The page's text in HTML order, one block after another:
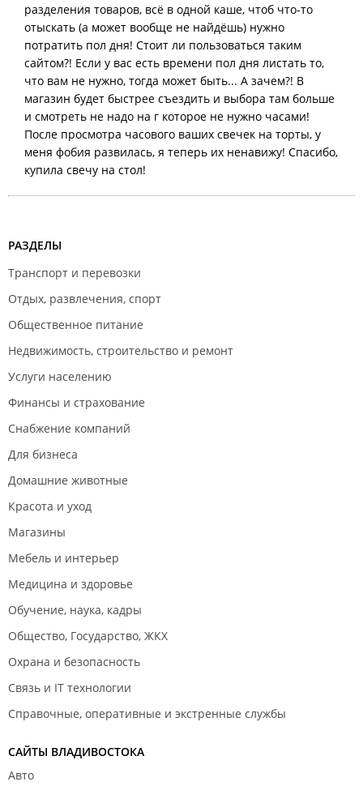
разделения товаров, всё в одной каше, чтоб что-то
отыскать (а может вообще не найдёшь) нужно
потратить пол дня! Стоит ли пользоваться таким
сайтом?! Если у вас есть времени пол дня листать то,
что вам не нужно, тогда может быть... А зачем?! В
магазин будет быстрее съездить и выбора там больше
и смотреть не надо на г которое не нужно часами!
После просмотра часового ваших свечек на торты, у
меня фобия развилась, я теперь их ненавижу! Спасибо,
купила свечу на стол!
РАЗДЕЛЫ
Транспорт и перевозки
Отдых, развлечения, спорт
Общественное питание
Недвижимость, строительство и ремонт
Услуги населению
Финансы и страхование
Снабжение компаний
Для бизнеса
Домашние животные
Красота и уход
Магазины
Мебель и интерьер
Медицина и здоровье
Обучение, наука, кадры
Общество, Государство, ЖКХ
Охрана и безопасность
Связь и IT технологии
Справочные, оперативные и экстренные службы
САЙТЫ ВЛАДИВОСТОКА
Авто